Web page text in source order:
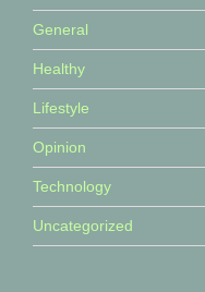
General
Healthy
Lifestyle
Opinion
Technology
Uncategorized